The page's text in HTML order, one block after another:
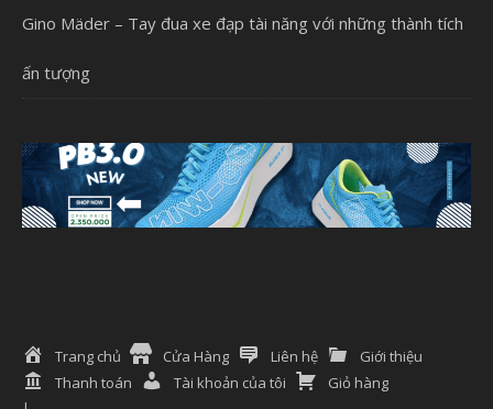
Gino Mäder – Tay đua xe đạp tài năng với những thành tích
ấn tượng
Trang chủ Cửa Hàng Liên hệ
Giới thiệu
Thanh toán
Tài khoản của tôi Giỏ hàng